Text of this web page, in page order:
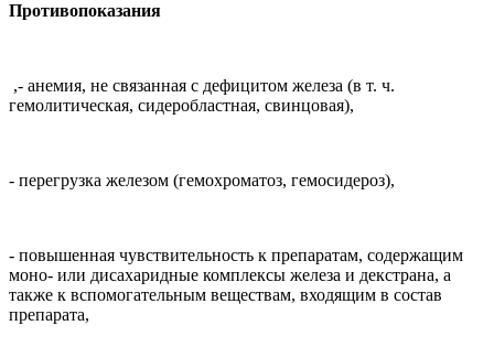
Противопоказания
,- анемия, не связанная с дефицитом железа (в т. ч.
гемолитическая, сидеробластная, свинцовая),
- перегрузка железом (гемохроматоз, гемосидероз),
- повышенная чувствительность к препаратам, содержащим
моно- или дисахаридные комплексы железа и декстрана, а
также к вспомогательным веществам, входящим в состав
препарата,